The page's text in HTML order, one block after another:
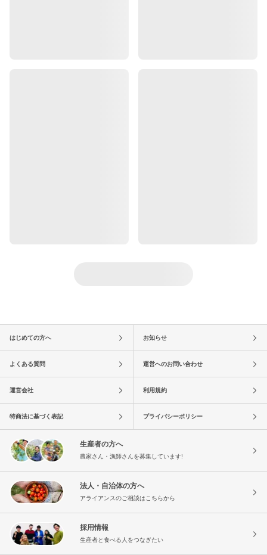
はじめての方へ お知らせ
よくある質問 運営へのお問い合わせ
運営会社 利用規約
特商法に基づく表記 プライバシーポリシー
生産者の方へ
農家さん・漁師さんを募集しています!
法人・自治体の方へ
アライアンスのご相談はこちらから
採用情報
生産者と食べる人をつなぎたい